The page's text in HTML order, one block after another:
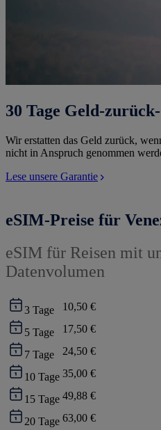
30 Tage Geld-
Wir erstatten das Geld zurück,
nicht in Anspruch genommen
Lese unsere Garantie
eSIM-Preise für
eSIM für Reisen mit
Datenvolumen
3 Tage 10,50 €
5 Tage 17,50 €
7 Tage 24,50 €
10 Tage 35,00 €
15 Tage 49,88 €
20 Tage 63,00 €